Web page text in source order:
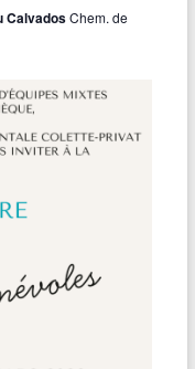
CalvadosChem. de